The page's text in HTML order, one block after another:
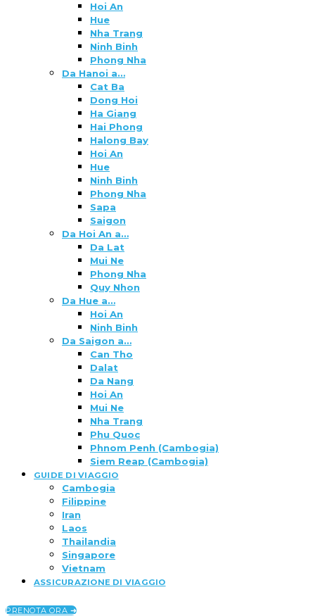
Hoi An
Hue
Nha Trang
Ninh Binh
Phong Nha
Da Hanoi a…
Cat Ba
Dong Hoi
Ha Giang
Hai Phong
Halong Bay
Hoi An
Hue
Ninh Binh
Phong Nha
Sapa
Saigon
Da Hoi An a…
Da Lat
Mui Ne
Phong Nha
Quy Nhon
Da Hue a…
Hoi An
Ninh Binh
Da Saigon a…
Can Tho
Dalat
Da Nang
Hoi An
Mui Ne
Nha Trang
Phu Quoc
Phnom Penh (Cambogia)
Siem Reap (Cambogia)
GUIDE DI VIAGGIO
Cambogia
Filippine
Iran
Laos
Thailandia
Singapore
Vietnam
ASSICURAZIONE DI VIAGGIO
PRENOTA ORA ➜